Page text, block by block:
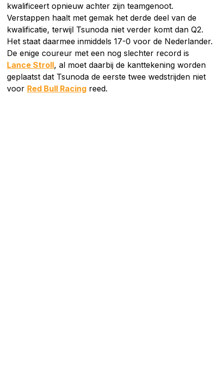
kwalificeert opnieuw achter zijn teamgenoot.
Verstappen haalt met gemak het derde deel van de
kwalificatie, terwijl Tsunoda niet verder komt dan Q2.
Het staat daarmee inmiddels 17-0 voor de Nederlander.
De enige coureur met een nog slechter record is
Lance Stroll, al moet daarbij de kanttekening worden
geplaatst dat Tsunoda de eerste twee wedstrijden niet
voor Red Bull Racing reed.